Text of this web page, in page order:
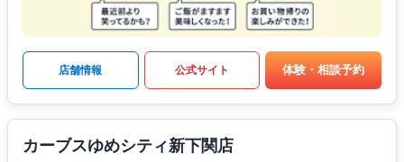
店舗情報 公式サイト 体験・相談予約
カーブスゆめシティ新下関店